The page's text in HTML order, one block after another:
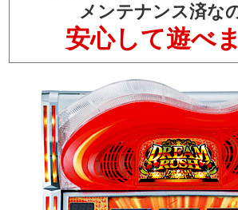
メンテナンス済な
安心して遊べま